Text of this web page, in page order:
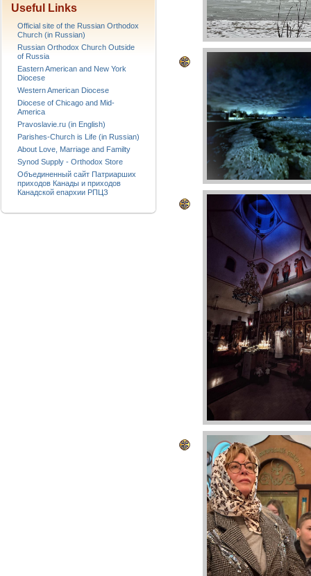
Useful Links
Official site of the Russian Orthodox
Church (in Russian)
Russian Orthodox Church Outside
of Russia
Eastern American and New York
Diocese
Western American Diocese
Diocese of Chicago and Mid-
America
Pravoslavie.ru (in English)
Parishes-Church is Life (in Russian)
About Love, Marriage and Familty
Synod Supply - Orthodox Store
Объединенный сайт Патриарших
приходов Канады и приходов
Канадской епархии РПЦЗ